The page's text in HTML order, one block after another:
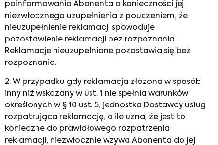
poinformowania Abonenta o konieczności jej
niezwłocznego uzupełnienia z pouczeniem, że
nieuzupełnienie reklamacji spowoduje
pozostawienie reklamacji bez rozpoznania.
Reklamacje nieuzupełnione pozostawia się bez
rozpoznania.
2. W przypadku gdy reklamacja złożona w sposób
inny niż wskazany w ust. 1 nie spełnia warunków
określonych w § 10 ust. 5, jednostka Dostawcy usług
rozpatrująca reklamację, o ile uzna, że jest to
konieczne do prawidłowego rozpatrzenia
reklamacji, niezwłocznie wzywa Abonenta do jej